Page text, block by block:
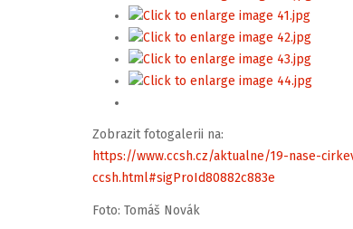
Zobrazit fotogalerii na:
https://www.ccsh.cz/aktualne/19-nase-
ccsh.html#sigProId80882c883e
Foto: Tomáš Novák